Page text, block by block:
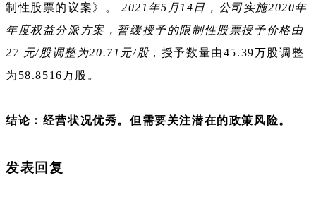
制性股票的议案》。
2021年5月14日，公司实施2020年
年度权益分派方案，暂缓授予的限制性股票授予价格由
27 元/股调整为20.71元/股，授予数量由45.39万股调整
为58.8516万股。
结论：经营状况优秀。但需要关注潜在的政策风险。
发表回复